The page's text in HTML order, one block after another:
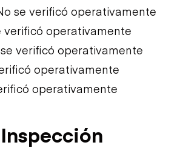
se verificó operativamente
verificó operativamente
verificó operativamente
operativamente
operativamente